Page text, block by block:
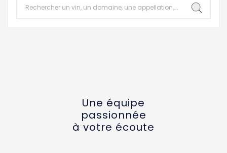
Une équipe
passionnée
à votre écoute